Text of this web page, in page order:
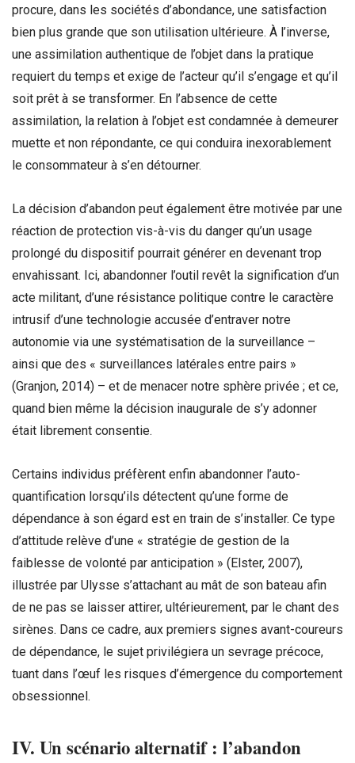
procure, dans les sociétés d’abondance, une satisfaction
bien plus grande que son utilisation ultérieure. À l’inverse,
une assimilation authentique de l’objet dans la pratique
requiert du temps et exige de l’acteur qu’il s’engage et qu’il
soit prêt à se transformer. En l’absence de cette
assimilation, la relation à l’objet est condamnée à demeurer
muette et non répondante, ce qui conduira inexorablement
le consommateur à s’en détourner.
La décision d’abandon peut également être motivée par une
réaction de protection vis-à-vis du danger qu’un usage
prolongé du dispositif pourrait générer en devenant trop
envahissant. Ici, abandonner l’outil revêt la signification d’un
acte militant, d’une résistance politique contre le caractère
intrusif d’une technologie accusée d’entraver notre
autonomie via une systématisation de la surveillance –
ainsi que des « surveillances latérales entre pairs »
(Granjon, 2014) – et de menacer notre sphère privée ; et ce,
quand bien même la décision inaugurale de s’y adonner
était librement consentie.
Certains individus préfèrent enfin abandonner l’auto-
quantification lorsqu’ils détectent qu’une forme de
dépendance à son égard est en train de s’installer. Ce type
d’attitude relève d’une « stratégie de gestion de la
faiblesse de volonté par anticipation » (Elster, 2007),
illustrée par Ulysse s’attachant au mât de son bateau afin
de ne pas se laisser attirer, ultérieurement, par le chant des
sirènes. Dans ce cadre, aux premiers signes avant-coureurs
de dépendance, le sujet privilégiera un sevrage précoce,
tuant dans l’œuf les risques d’émergence du comportement
obsessionnel.
IV. Un scénario alternatif : l’abandon